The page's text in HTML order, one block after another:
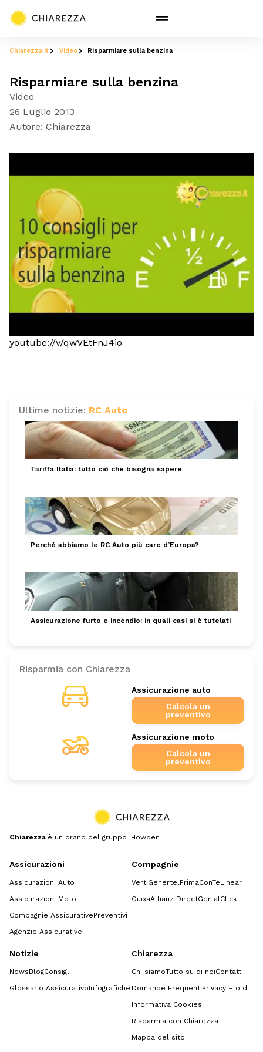
Chiarezza.it Video Risparmiare sulla benzina
Risparmiare sulla benzina
Video
26 Luglio 2013
Autore: Chiarezza
youtube://v/qwVEtFnJ4io
Ultime notizie: RC Auto
Tariffa Italia: tutto ciò che bisogna sapere
Perché abbiamo le RC Auto più care d’Europa?
Assicurazione furto e incendio: in quali casi si è tutelati
Risparmia con Chiarezza
Assicurazione auto
Calcola un
preventivo
Assicurazione moto
Calcola un
preventivo
Chiarezza è un brand del gruppo Howden
Assicurazioni
Assicurazioni Auto
Assicurazioni Moto
Compagnie AssicurativePreventivi
Agenzie Assicurative
Compagnie
VertiGenertelPrimaConTeLinear
QuixaAllianz DirectGenialClick
Notizie
NewsBlogConsigli
Glossario AssicurativoInfografiche
Chiarezza
Chi siamoTutto su di noiContatti
Domande FrequentiPrivacy – old
Informativa Cookies
Risparmia con Chiarezza
Mappa del sito